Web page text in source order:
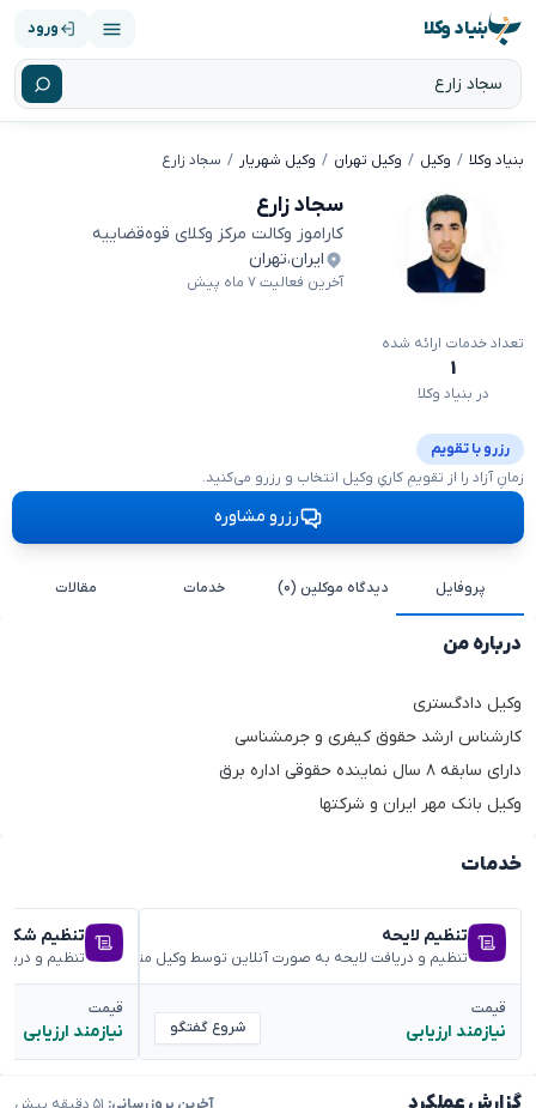
بنیاد وکلا ورود
بنیاد وکلا وکیل وکیل تهران وکیل شهریار سجاد زارع
سجاد زارع
کاراموز وکالت مرکز وکلای قوه‌قضاییه
ایران،تهران
آخرین فعالیت ۷ ماه پیش
تعداد خدمات ارائه شده
۱
در بنیاد وکلا
رزرو با تقویم
زمانِ آزاد را از تقویمِ کاریِ وکیل انتخاب و رزرو می‌کنید.
رزرو مشاوره
پروفایل دیدگاه موکلین (۰) خدمات مقالات
درباره من
وکیل دادگستری
کارشناس ارشد حقوق کیفری و جرمشناسی
دارای سابقه ۸ سال نماینده حقوقی اداره برق
وکیل بانک مهر ایران و شرکتها
گزارش عملکرد آخرین بروزرسانی:
خدمات
تنظیم لایحه
تنظیم و دریافت لایحه به صورت آنلاین توسط وکیل متخصص
قیمت
نیازمند ارزیابی شروع گفتگو
تنظیم
تنظیم و
قیمت
نیازمند ارزیابی